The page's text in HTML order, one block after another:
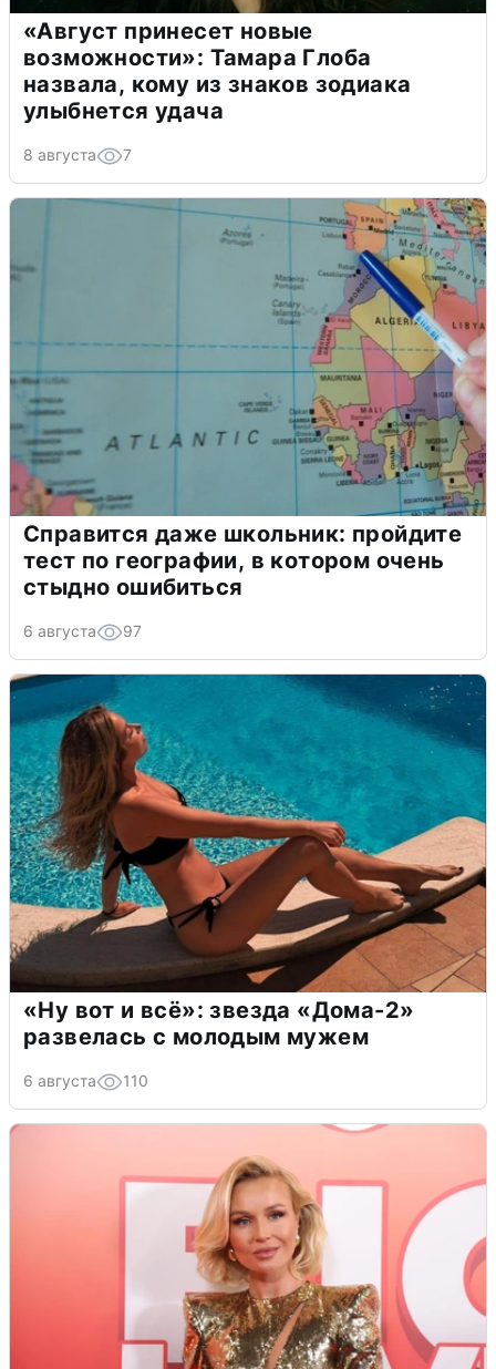
«Август принесет новые
возможности»: Тамара Глоба
назвала, кому из знаков зодиака
улыбнется удача
8 августа 7
Справится даже школьник: пройдите
тест по географии, в котором очень
стыдно ошибиться
6 августа 97
«Ну вот и всё»: звезда «Дома-2»
развелась с молодым мужем
6 августа 110